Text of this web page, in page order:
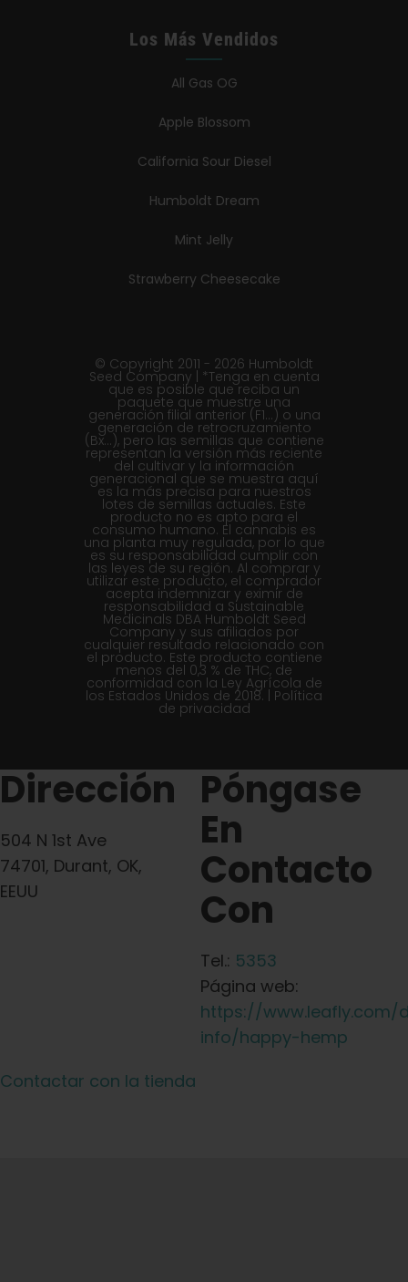
Los Más Vendidos
All Gas OG
Apple Blossom
California Sour Diesel
Humboldt Dream
Mint Jelly
Strawberry Cheesecake
© Copyright 2011 - 2026 Humboldt
Seed Company | *Tenga en cuenta
que es posible que reciba un
paquete que muestre una
generación filial anterior (F1...) o una
generación de retrocruzamiento
(Bx...), pero las semillas que contiene
representan la versión más reciente
del cultivar y la información
generacional que se muestra aquí
es la más precisa para nuestros
lotes de semillas actuales. Este
producto no es apto para el
consumo humano. El cannabis es
una planta muy regulada, por lo que
es su responsabilidad cumplir con
las leyes de su región. Al comprar y
utilizar este producto, el comprador
acepta indemnizar y eximir de
responsabilidad a Sustainable
Medicinals DBA Humboldt Seed
Company y sus afiliados por
cualquier resultado relacionado con
el producto. Este producto contiene
menos del 0,3 % de THC, de
conformidad con la Ley Agrícola de
los Estados Unidos de 2018. | Política
de privacidad
Dirección
504 N 1st Ave
74701, Durant, OK,
EEUU
Póngase
En
Contacto
Con
Tel.: 5353
Página web:
https://www.leafly.com/
info/happy-hemp
Contactar con la tienda